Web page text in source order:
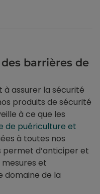
barrières de
à assurer la sécurité
produits de sécurité
à ce que les
de puériculture et
à toutes nos
permet d’anticiper et
et
de la